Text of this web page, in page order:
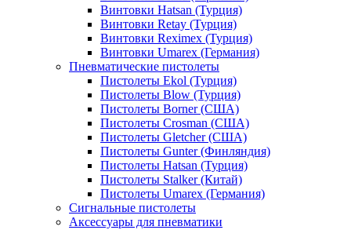
Винтовки Hatsan (Турция)
Винтовки Retay (Турция)
Винтовки Reximex (Турция)
Винтовки Umarex (Германия)
Пневматические пистолеты
Пистолеты Ekol (Турция)
Пистолеты Blow (Турция)
Пистолеты Borner (США)
Пистолеты Crosman (США)
Пистолеты Gletcher (США)
Пистолеты Gunter (Финляндия)
Пистолеты Hatsan (Турция)
Пистолеты Stalker (Китай)
Пистолеты Umarex (Германия)
Сигнальные пистолеты
Аксессуары для пневматики